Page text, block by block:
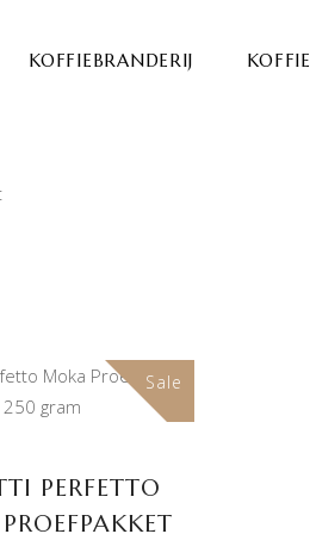
KOFFIEBRANDERIJ KOFFIE
Sale
AAN
PERFETTO